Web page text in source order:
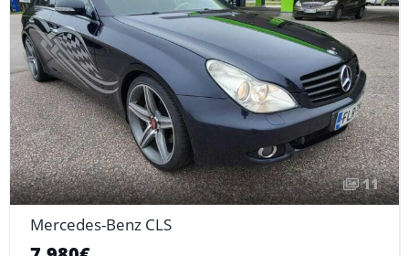
11
Mercedes-Benz CLS